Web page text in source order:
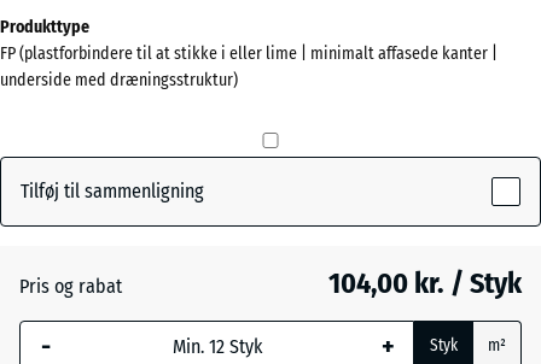
Vis
farvepalette
Lindgrøn
til
forsendelse
500
Den valgte,
blåmarkerede
dimension
Produkttype
FP (plastforbindere til at stikke i eller lime | minimalt affasede kanter |
underside med dræningsstruktur)
Tilføj til sammenligning
Pris og rabat 104,00 kr. / Styk
- + Styk m²